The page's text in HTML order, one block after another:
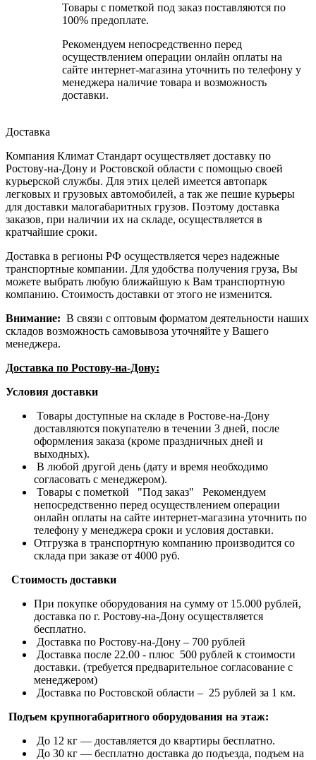
Товары с пометкой под заказ поставляются по
100% предоплате.
Рекомендуем непосредственно перед
осуществлением операции онлайн оплаты на
сайте интернет-магазина уточнить по телефону у
менеджера наличие товара и возможность
доставки.
Доставка
Компания Климат Стандарт осуществляет доставку по
Ростову-на-Дону и Ростовской области с помощью своей
курьерской службы. Для этих целей имеется автопарк
легковых и грузовых автомобилей, а так же пешие курьеры
для доставки малогабаритных грузов. Поэтому доставка
заказов, при наличии их на складе, осуществляется в
кратчайшие сроки.
Доставка в регионы РФ осуществляется через надежные
транспортные компании. Для удобства получения груза, Вы
можете выбрать любую ближайшую к Вам транспортную
компанию. Стоимость доставки от этого не изменится.
Внимание: В связи с оптовым форматом деятельности наших
складов возможность самовывоза уточняйте у Вашего
менеджера.
Доставка по Ростову-на-Дону:
Условия доставки
Товары доступные на складе в Ростове-на-Дону
доставляются покупателю в течении 3 дней, после
оформления заказа (кроме праздничных дней и
выходных).
В любой другой день (дату и время необходимо
согласовать с менеджером).
Товары с пометкой "Под заказ" Рекомендуем
непосредственно перед осуществлением операции
онлайн оплаты на сайте интернет-магазина уточнить по
телефону у менеджера сроки и условия доставки.
Отгрузка в транспортную компанию производится со
склада при заказе от 4000 руб.
Стоимость доставки
При покупке оборудования на сумму от 15.000 рублей,
доставка по г. Ростову-на-Дону осуществляется
бесплатно.
Доставка по Ростову-на-Дону – 700 рублей
Доставка после 22.00 - плюс 500 рублей к стоимости
доставки. (требуется предварительное согласование с
менеджером)
Доставка по Ростовской области – 25 рублей за 1 км.
Подъем крупногабаритного оборудования на этаж:
До 12 кг — доставляется до квартиры бесплатно.
До 30 кг — бесплатно доставка до подъезда, подъем на